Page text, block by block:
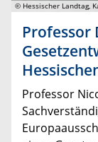
© Hessischer Landtag,
Professor
Professor